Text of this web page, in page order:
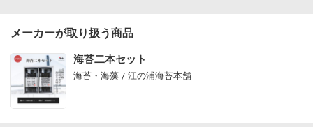
メーカーが取り扱う商品
海苔二本セット
海苔・海藻 / 江の浦海苔本舗